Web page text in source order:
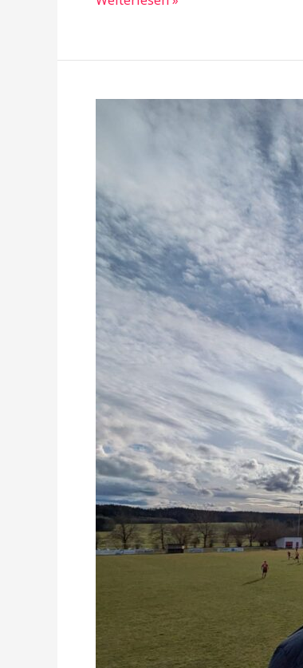
–
bittere
0:1-
Heimpleite
gegen
III/Horgen
II